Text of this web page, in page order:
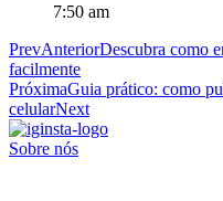
7:50 am
PrevAnteriorDescubra como
facilmente
PróximaGuia prático: como
celularNext
Sobre nós